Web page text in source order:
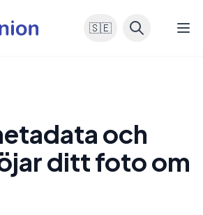
🇸🇪
och
ditt foto om